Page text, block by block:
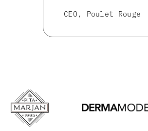
CEO, Poulet Rouge